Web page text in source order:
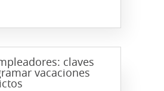
claves
vacaciones